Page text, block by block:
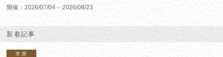
開催：2026/07/04 2026/08/23
新着記事
常滑